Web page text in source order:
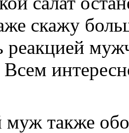
скажу
реакцией
Всем
также